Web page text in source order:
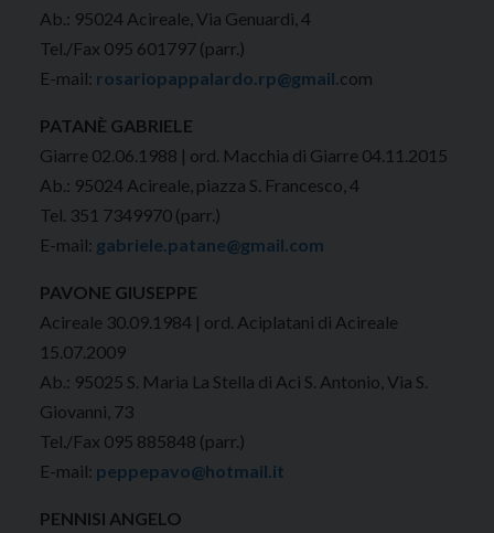
Ab.: 95024 Acireale, Via Genuardi, 4
Tel./Fax 095 601797 (parr.)
E-mail: rosariopappalardo.rp@gmail.com
PATANÈ GABRIELE
Giarre 02.06.1988 | ord. Macchia di Giarre 04.11.2015
Ab.: 95024 Acireale, piazza S. Francesco, 4
Tel. 351 7349970 (parr.)
E-mail: gabriele.patane@gmail.com
PAVONE GIUSEPPE
Acireale 30.09.1984 | ord. Aciplatani di Acireale
15.07.2009
Ab.: 95025 S. Maria La Stella di Aci S. Antonio, Via S.
Giovanni, 73
Tel./Fax 095 885848 (parr.)
E-mail: peppepavo@hotmail.it
PENNISI ANGELO